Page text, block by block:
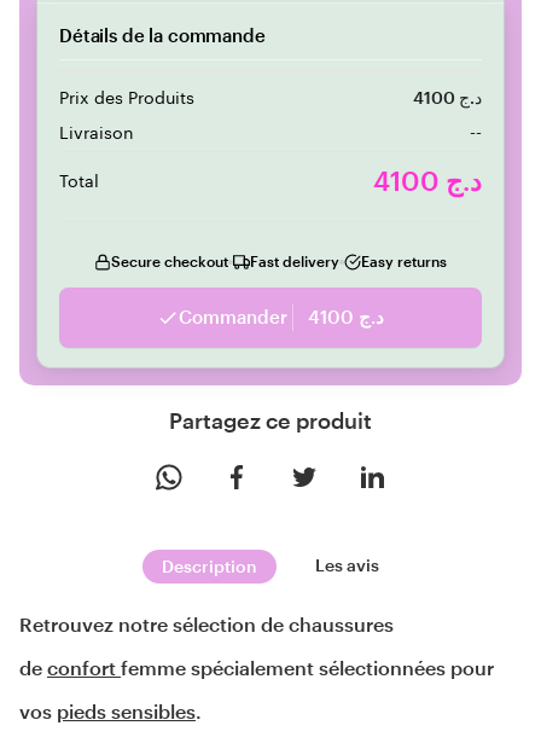
Détails de la commande
Prix des Produits
4100 د.ج
Livraison
--
Total 4100 د.ج
Secure checkout Fast delivery Easy returns
Commander 4100 د.ج
Partagez ce produit
Description Les avis
Retrouvez notre sélection de chaussures
de confort femme spécialement sélectionnées pour
vos pieds sensibles.